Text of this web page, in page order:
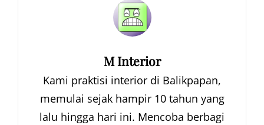
Author:
M Interior
Kami praktisi interior di Balikpapan,
memulai sejak hampir 10 tahun yang
lalu hingga hari ini. Mencoba berbagi